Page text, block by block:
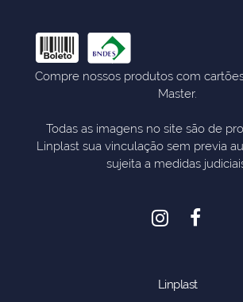
Compre nossos produtos com
Master.
Todas as imagens no site são de
Linplast sua vinculação sem previa
sujeita a medidas
Linplast